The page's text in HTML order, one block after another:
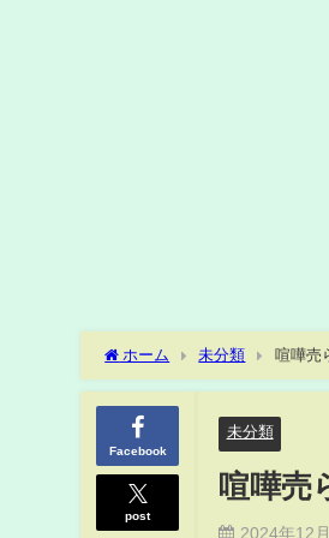
ホーム 未分類 喧嘩売
Facebook
post
未分類
喧嘩売
2024年12